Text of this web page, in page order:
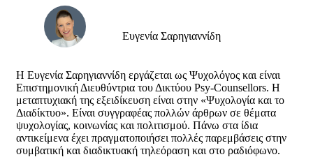
Ευγενία Σαρηγιαννίδη
Η Ευγενία Σαρηγιαννίδη εργάζεται ως Ψυχολόγος και είναι
Επιστημονική Διευθύντρια του Δικτύου Psy-Counsellors. Η
μεταπτυχιακή της εξειδίκευση είναι στην «Ψυχολογία και το
Διαδίκτυο». Είναι συγγραφέας πολλών άρθρων σε θέματα
ψυχολογίας, κοινωνίας και πολιτισμού. Πάνω στα ίδια
αντικείμενα έχει πραγματοποιήσει πολλές παρεμβάσεις στην
συμβατική και διαδικτυακή τηλεόραση και στο ραδιόφωνο.